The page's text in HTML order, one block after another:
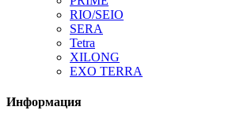
RIO/SEIO
SERA
Tetra
XILONG
EXO TERRA
Информация